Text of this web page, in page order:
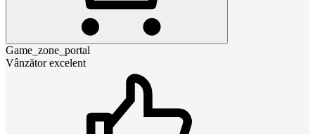
Game_zone_portal
Vânzător excelent